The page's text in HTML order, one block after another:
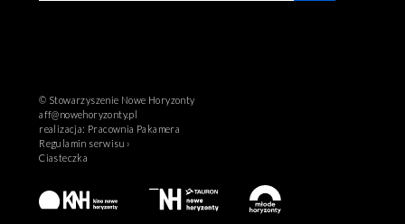
© Stowarzyszenie Nowe Horyzonty
aff@nowehoryzonty.pl
realizacja: Pracownia Pakamera
Regulamin serwisu ›
Ciasteczka